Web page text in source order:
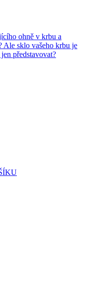
ohně v krbu a
Ale sklo vašeho krbu je
představovat?